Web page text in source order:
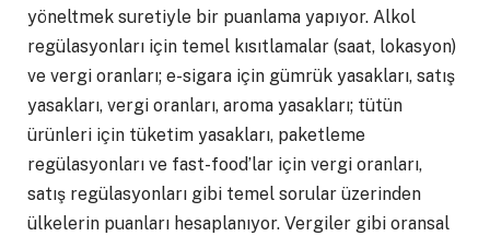
yöneltmek suretiyle bir puanlama yapıyor. Alkol
regülasyonları için temel kısıtlamalar (saat, lokasyon)
ve vergi oranları; e-sigara için gümrük yasakları, satış
yasakları, vergi oranları, aroma yasakları; tütün
ürünleri için tüketim yasakları, paketleme
regülasyonları ve fast-food’lar için vergi oranları,
satış regülasyonları gibi temel sorular üzerinden
ülkelerin puanları hesaplanıyor. Vergiler gibi oransal